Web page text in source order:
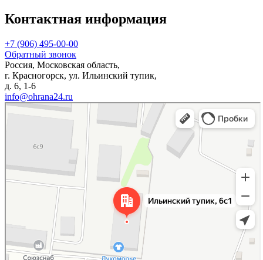
Контактная информация
+7 (906) 495-00-00
Обратный звонок
Россия, Московская область,
г. Красногорск, ул. Ильинский тупик,
д. 6, 1-6
info@ohrana24.ru